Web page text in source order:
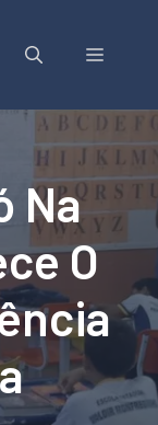
Menu
Na
O